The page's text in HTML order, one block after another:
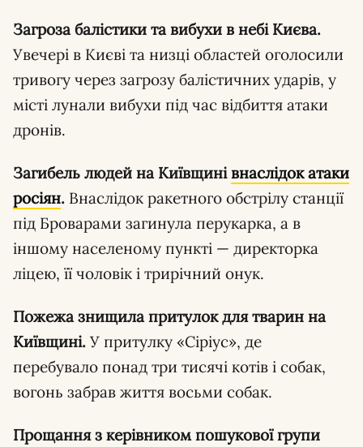
Загроза балістики та вибухи в небі Києва.
Увечері в Києві та низці областей оголосили
тривогу через загрозу балістичних ударів, у
місті лунали вибухи під час відбиття атаки
дронів.
Загибель людей на Київщинівнаслідок атаки
росіян. Внаслідок ракетного обстрілу станції
під Броварами загинула перукарка, а в
іншому населеному пункті — директорка
ліцею, її чоловік і трирічний онук.
Пожежа знищила притулок для тварин на
Київщині. У притулку «Сіріус», де
перебувало понад три тисячі котів і собак,
вогонь забрав життя восьми собак.
Прощання з керівником пошукової групи